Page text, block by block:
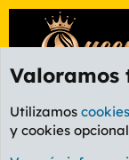
Foro General
Utilizamos cookies
y cookies